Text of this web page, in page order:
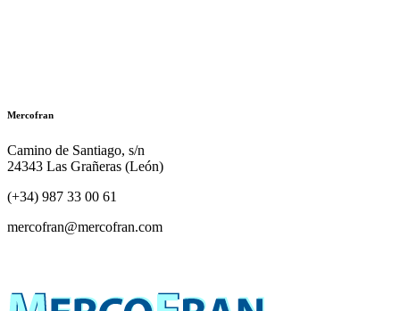
Mercofran
Camino de Santiago, s/n
24343 Las Grañeras (León)
(+34) 987 33 00 61
mercofran@mercofran.com